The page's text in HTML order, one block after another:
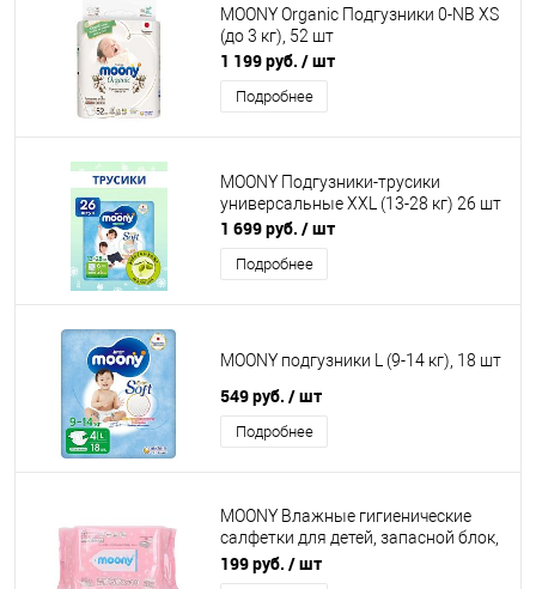
MOONY Organic Подгузники 0-NB XS
(до 3 кг), 52 шт
1 199 руб. / шт
Подробнее
MOONY Подгузники-трусики
универсальные XXL (13-28 кг) 26 шт
1 699 руб. / шт
Подробнее
MOONY подгузники L (9-14 кг), 18 шт
549 руб. / шт
Подробнее
MOONY Влажные гигиенические
салфетки для детей, запасной блок,
60 шт.
199 руб. / шт